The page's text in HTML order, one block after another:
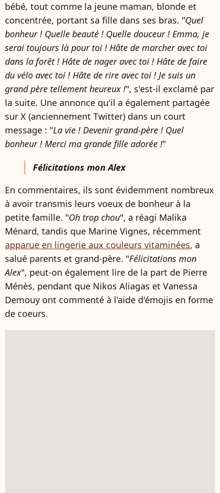
bébé, tout comme la jeune maman, blonde et
concentrée, portant sa fille dans ses bras. "Quel
bonheur ! Quelle beauté ! Quelle douceur ! Emma, je
serai toujours là pour toi ! Hâte de marcher avec toi
dans la forêt ! Hâte de nager avec toi ! Hâte de faire
du vélo avec toi ! Hâte de rire avec toi ! Je suis un
grand père tellement heureux !", s'est-il exclamé par
la suite. Une annonce qu'il a également partagée
sur X (anciennement Twitter) dans un court
message : "La vie ! Devenir grand-père ! Quel
bonheur ! Merci ma grande fille adorée !"
Félicitations mon Alex
En commentaires, ils sont évidemment nombreux
à avoir transmis leurs voeux de bonheur à la
petite famille. "Oh trop chou", a réagi Malika
Ménard, tandis que Marine Vignes, récemment
apparue en lingerie aux couleurs vitaminées, a
salué parents et grand-père. "Félicitations mon
Alex", peut-on également lire de la part de Pierre
Ménès, pendant que Nikos Aliagas et Vanessa
Demouy ont commenté à l'aide d'émojis en forme
de coeurs.